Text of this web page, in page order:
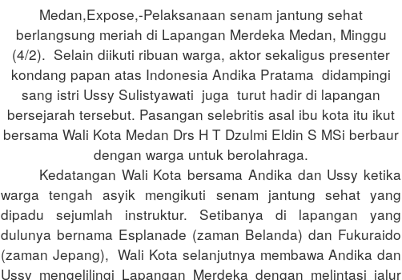
Medan,Expose,-Pelaksanaan senam jantung sehat
berlangsung meriah di Lapangan Merdeka Medan, Minggu
(4/2). Selain diikuti ribuan warga, aktor sekaligus presenter
kondang papan atas Indonesia Andika Pratama didampingi
sang istri Ussy Sulistyawati juga turut hadir di lapangan
bersejarah tersebut. Pasangan selebritis asal ibu kota itu ikut
bersama Wali Kota Medan Drs H T Dzulmi Eldin S MSi berbaur
dengan warga untuk berolahraga.
Kedatangan Wali Kota bersama Andika dan Ussy ketika
warga tengah asyik mengikuti senam jantung sehat yang
dipadu sejumlah instruktur. Setibanya di lapangan yang
dulunya bernama Esplanade (zaman Belanda) dan Fukuraido
(zaman Jepang), Wali Kota selanjutnya membawa Andika dan
Ussy mengelilingi Lapangan Merdeka dengan melintasi jalur